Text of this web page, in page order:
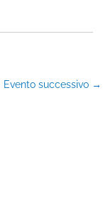
Evento successivo →